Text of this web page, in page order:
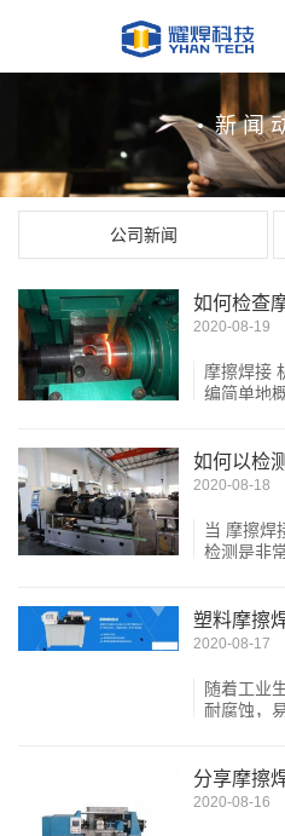
新闻
公司新闻
如何检查
2020-08-19
摩擦焊接
编简单地
少，易于
如何以检
2020-08-18
当 摩擦焊
检测是非
生塑性变
塑料摩擦
2020-08-17
随着工业
耐腐蚀，
简单、质
分享摩擦
2020-08-16